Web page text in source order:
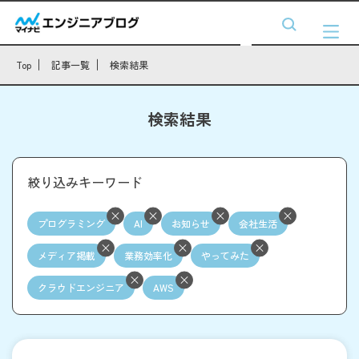
Top 記事一覧 検索結果
検索結果
絞り込みキーワード
プログラミング AI お知らせ 会社生活
メディア掲載 業務効率化 やってみた
クラウドエンジニア AWS